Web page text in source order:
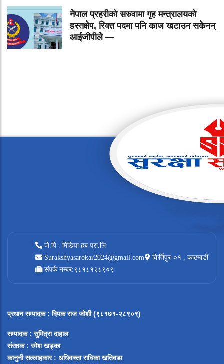
नेपाल प्रहरीको सरुवामा गृह मन्त्रालयको
हस्तक्षेप, रिक्त पदमा पनि काज खटाउन सकेनन्
आईजीपीले —
जे.पि . मिडिया हब प्रा.लि
Surakshyasarokar2024@gmail.com
किर्तिपुर-०१ , काठमाडौं
संपर्क नम्बर:९८१८१२८९०९
प्रधान सम्पादक: दिपक राज जोशी (९८१७१-२८९०९)
सम्पादक : सुमित्रा दाहाल
संरक्षक : रमेश खड्का
कानुनी सल्लाहकार : अधिवक्ता राधिका खतिवडा